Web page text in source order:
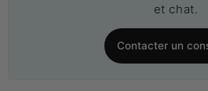
et chat.
Contacter un